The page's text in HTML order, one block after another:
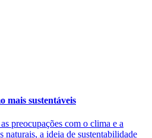
mais sustentáveis
preocupações com o clima e a
naturais, a ideia de sustentabilidade